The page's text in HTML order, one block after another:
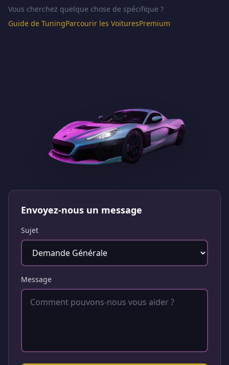
Vous cherchez quelque chose de spécifique ?
Guide de TuningParcourir les VoituresPremium
Envoyez-nous un message
Sujet
Message